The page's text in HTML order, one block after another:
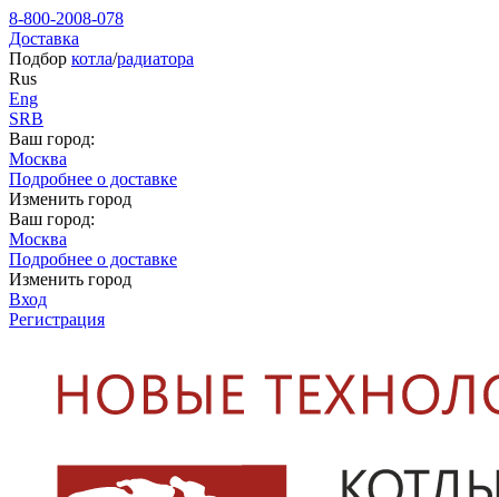
8-800-2008-078
Доставка
Подбор котла/радиатора
Rus
Eng
SRB
Ваш город:
Москва
Подробнее о доставке
Изменить город
Ваш город:
Москва
Подробнее о доставке
Изменить город
Вход
Регистрация